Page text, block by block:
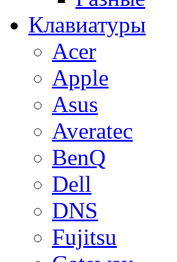
Клавиатуры
Acer
Apple
Asus
Averatec
BenQ
Dell
DNS
Fujitsu